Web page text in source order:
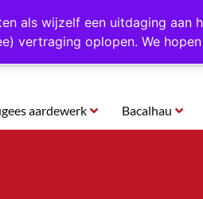
als wijzelf een uitdaging aan
vertraging oplopen. We
Altijd 1000 verschillende producten op
aardewerk Bacalhau